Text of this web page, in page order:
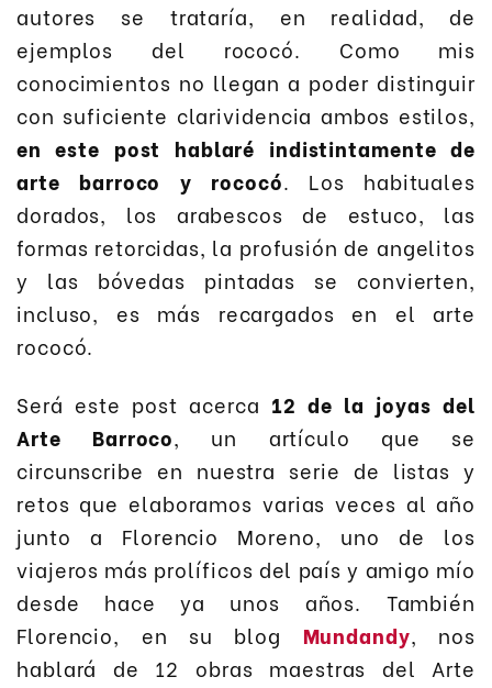
autores se trataría, en realidad, de
ejemplos del rococó. Como mis
conocimientos no llegan a poder distinguir
con suficiente clarividencia ambos estilos,
en este post hablaré indistintamente de
arte barroco y rococó. Los habituales
dorados, los arabescos de estuco, las
formas retorcidas, la profusión de angelitos
y las bóvedas pintadas se convierten,
incluso, es más recargados en el arte
rococó.
Será este post acerca 12 de la joyas del
Arte Barroco, un artículo que se
circunscribe en nuestra serie de listas y
retos que elaboramos varias veces al año
junto a Florencio Moreno, uno de los
viajeros más prolíficos del país y amigo mío
desde hace ya unos años. También
Florencio, en su blog Mundandy, nos
hablará de 12 obras maestras del Arte